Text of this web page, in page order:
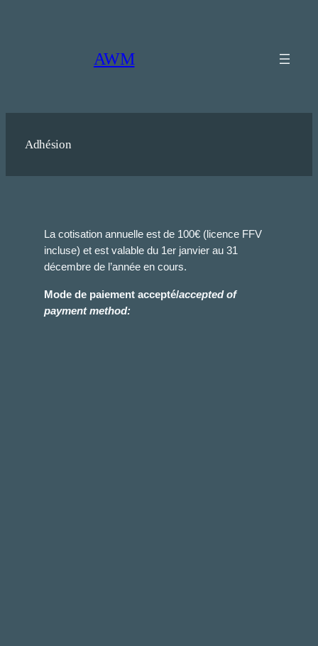
AWM
Adhésion
La cotisation annuelle est de 100€ (licence FFV
incluse) et est valable du 1er janvier au 31
décembre de l’année en cours.
Mode de paiement accepté/accepted of
paymentmethod: